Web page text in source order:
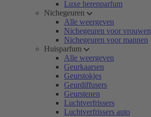
Luxe herenparfum
Nichegeuren
Alle weergeven
Nichegeuren voor vrouwen
Nichegeuren voor mannen
Huisparfum
Alle weergeven
Geurkaarsen
Geurstokjes
Geurdiffusers
Geurstenen
Luchtverfrissers
Luchtverfrissers auto